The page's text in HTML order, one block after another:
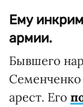
Ему
армии.
Бывшего
арест. Его